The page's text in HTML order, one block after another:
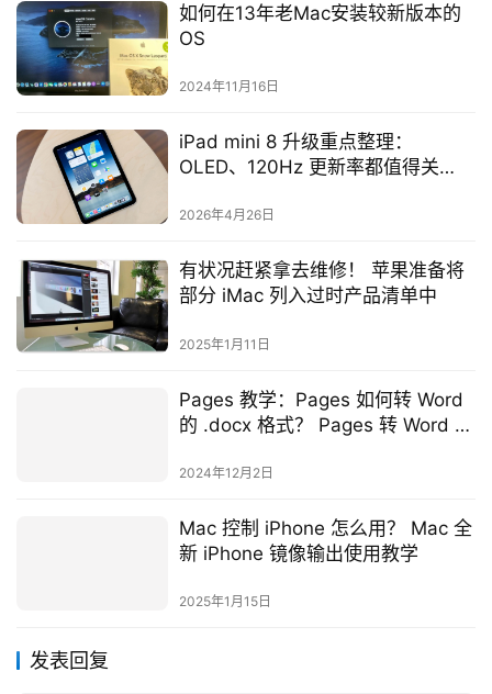
如何在13年老Mac安装较新版本的
OS
2024年11月16日
iPad mini 8 升级重点整理：
OLED、120Hz 更新率都值得关
2026年4月26日
有状况赶紧拿去维修！ 苹果准备将
部分 iMac 列入过时产品清单中
2025年1月11日
Pages 教学：Pages 如何转 Word
的 .docx 格式？ Pages 转 Word 的
2024年12月2日
Mac 控制 iPhone 怎么用？ Mac 全
新 iPhone 镜像输出使用教学
2025年1月15日
发表回复